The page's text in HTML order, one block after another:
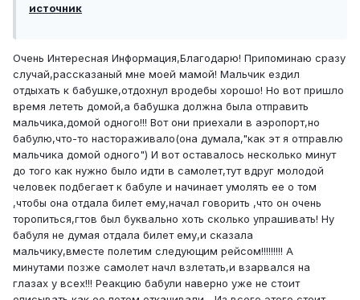
источник
Очень Интересная Информация,Благодарю! Припоминаю сразу
случай,рассказаный мне моей мамой! Мальчик ездил
отдыхать к бабушке,отдохнул вродебы хорошо! Но вот пришло
время лететь домой,а бабушка должна была отправить
мальчика,домой одного!!! Вот они приехали в аэропорт,но
бабулю,что-то настораживало(она думала,"как эт я отправлю
мальчика домой одного") И вот оставалось несколько минут
до того как нужно было идти в самолет,тут вдруг молодой
человек подбегает к бабуле и начинает умолять ее о том
,чтобы она отдала билет ему,начал говорить ,что он очень
торопиться,гтов был буквально хоть сколько упрашивать! Ну
бабуля не думая отдала билет ему,и сказала
мальчику,вместе полетим следующим рейсом!!!!!!!!! А
минутами позже самолет начл взлетать,и взарвался на
глазах у всех!!! Реакцию бабули наверно уже не стоит